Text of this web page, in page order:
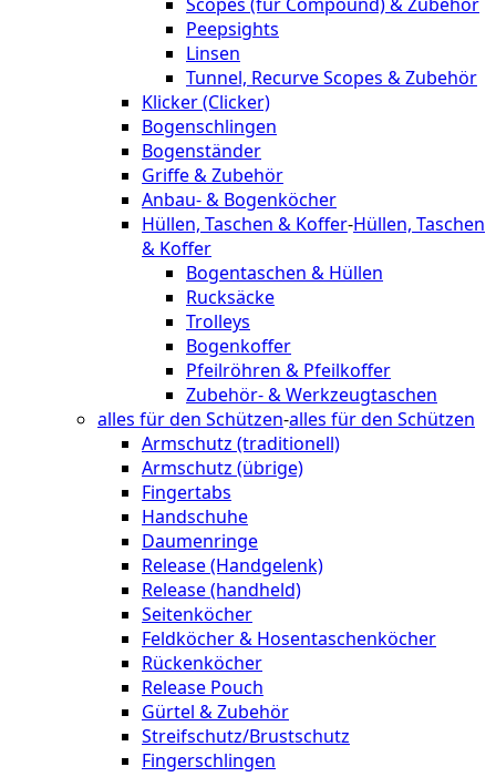
Peepsights
Linsen
Tunnel, Recurve Scopes & Zubehör
Klicker (Clicker)
Bogenschlingen
Bogenständer
Griffe & Zubehör
Anbau- & Bogenköcher
Hüllen, Taschen & Koffer-Hüllen, Taschen
& Koffer
Bogentaschen & Hüllen
Rucksäcke
Trolleys
Bogenkoffer
Pfeilröhren & Pfeilkoffer
Zubehör- & Werkzeugtaschen
alles für den Schützen-alles für den Schützen
Armschutz (traditionell)
Armschutz (übrige)
Fingertabs
Handschuhe
Daumenringe
Release (Handgelenk)
Release (handheld)
Seitenköcher
Feldköcher & Hosentaschenköcher
Rückenköcher
Release Pouch
Gürtel & Zubehör
Streifschutz/Brustschutz
Fingerschlingen